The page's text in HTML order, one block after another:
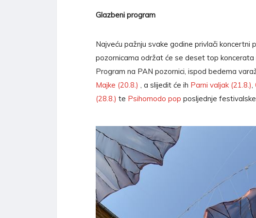
Glazbeni program
Najveću pažnju svake godine privlači
pozornicama održat će se deset top koncerata
Program na PAN pozornici, ispod bedema
Majke (20.8.) , a slijedit će ih Parni valjak(21.8.),
(28.8.) te Psihomodo pop posljednje